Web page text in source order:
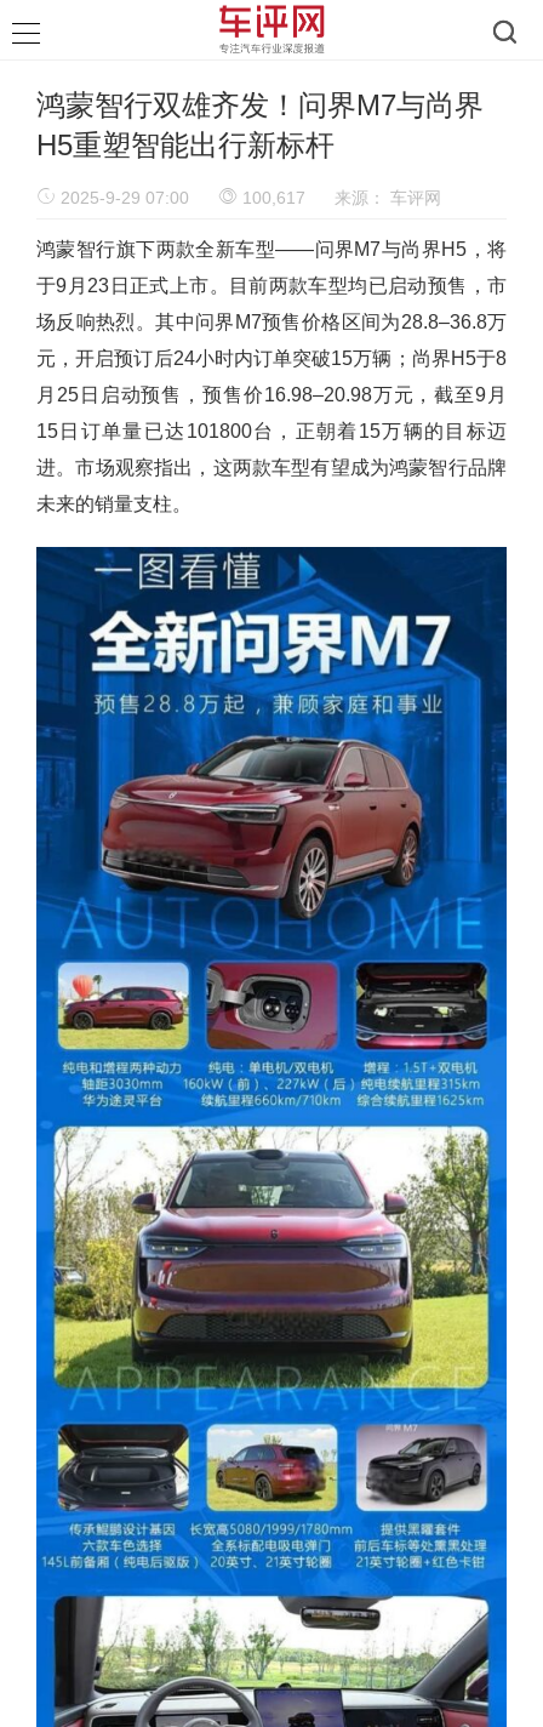
鸿蒙智行双雄齐发！问界M7与尚界
H5重塑智能出行新标杆
2025-9-29 07:00 100,617 来源： 车评网
鸿蒙智行旗下两款全新车型——问界M7与尚界H5，将
于9月23日正式上市。目前两款车型均已启动预售，市
场反响热烈。其中问界M7预售价格区间为28.8–36.8万
元，开启预订后24小时内订单突破15万辆；尚界H5于8
月25日启动预售，预售价16.98–20.98万元，截至9月
15日订单量已达101800台，正朝着15万辆的目标迈
进。市场观察指出，这两款车型有望成为鸿蒙智行品牌
未来的销量支柱。